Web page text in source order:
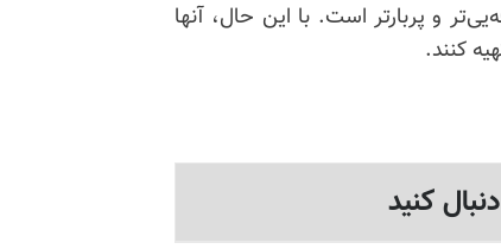
و پربارتر است. با این حال، آنها
کنند.
کنید